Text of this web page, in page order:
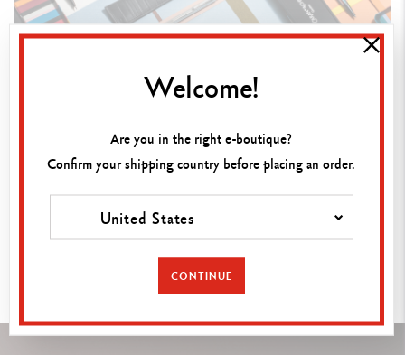
ÀDÉCOUVRIR
Welcome!
Are you in the right e-boutique?
Confirm your shipping country before placing an order.
United States
CONTINUE